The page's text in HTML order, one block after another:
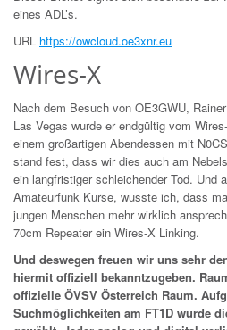
eines ADL’s.
URL https://owcloud.oe3xnr.eu
Wires-X
Nach dem Besuch von OE3GWU,
Las Vegas wurde er endgültig vom
einem großartigen Abendessen mit
stand fest, dass wir dies auch am
ein langfristiger schleichender Tod. Und
Amateurfunk Kurse, wusste ich, dass
jungen Menschen mehr wirklich
70cm Repeater ein Wires-X Linking.
Und deswegen freuen wir uns sehr
hiermit offiziell bekanntzugeben.
offizielle ÖVSV Österreich Raum.
Suchmöglichkeiten am FT1D wurde